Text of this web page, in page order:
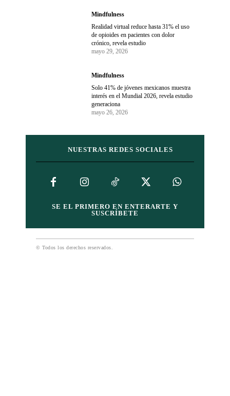
Mindfulness
Realidad virtual reduce hasta 31% el uso
de opioides en pacientes con dolor
crónico, revela estudio
mayo 29, 2026
Mindfulness
Solo 41% de jóvenes mexicanos muestra
interés en el Mundial 2026, revela estudio
generaciona
mayo 26, 2026
NUESTRAS REDES SOCIALES
SE EL PRIMERO EN ENTERARTE Y
SUSCRÍBETE
© Todos los derechos reservados.